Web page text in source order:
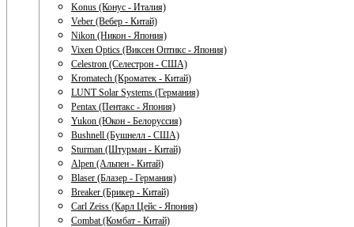
Konus (Конус - Италия)
Veber (Вебер - Китай)
Nikon (Никон - Япония)
Vixen Optics (Виксен Оптикс - Япония)
Celestron (Селестрон - США)
Kromatech (Кроматек - Китай)
LUNT Solar Systems (Германия)
Pentax (Пентакс - Япония)
Yukon (Юкон - Белоруссия)
Bushnell (Бушнелл - США)
Sturman (Штурман - Китай)
Alpen (Альпен - Китай)
Blaser (Блазер - Германия)
Breaker (Брикер - Китай)
Carl Zeiss (Карл Цейс - Япония)
Combat (Комбат - Китай)